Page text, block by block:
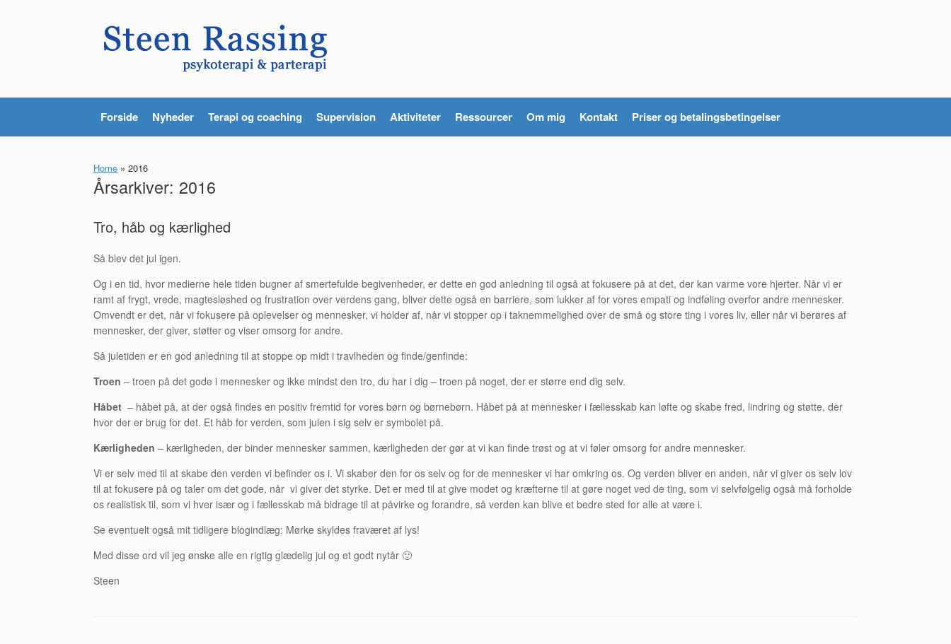
Forside Nyheder Terapi og coaching Supervision Aktiviteter Ressourcer Om mig Kontakt Priser og betalingsbetingelser
Home » 2016
Årsarkiver: 2016
Tro, håb og kærlighed
Så blev det jul igen.
Og i en tid, hvor medierne hele tiden bugner af smertefulde begivenheder, er dette en god anledning til også at fokusere på at det, der kan varme vore hjerter. Når vi er
ramt af frygt, vrede, magtesløshed og frustration over verdens gang, bliver dette også en barriere, som lukker af for vores empati og indføling overfor andre mennesker.
Omvendt er det, når vi fokusere på oplevelser og mennesker, vi holder af, når vi stopper op i taknemmelighed over de små og store ting i vores liv, eller når vi berøres af
mennesker, der giver, støtter og viser omsorg for andre.
Så juletiden er en god anledning til at stoppe op midt i travlheden og finde/genfinde:
Troen – troen på det gode i mennesker og ikke mindst den tro, du har i dig – troen på noget, der er større end dig selv.
Håbet – håbet på, at der også findes en positiv fremtid for vores børn og børnebørn. Håbet på at mennesker i fællesskab kan løfte og skabe fred, lindring og støtte, der
hvor der er brug for det. Et håb for verden, som julen i sig selv er symbolet på.
Kærligheden – kærligheden, der binder mennesker sammen, kærligheden der gør at vi kan finde trøst og at vi føler omsorg for andre mennesker.
Vi er selv med til at skabe den verden vi befinder os i. Vi skaber den for os selv og for de mennesker vi har omkring os. Og verden bliver en anden, når vi giver os selv lov
til at fokusere på og taler om det gode, når vi giver det styrke. Det er med til at give modet og kræfterne til at gøre noget ved de ting, som vi selvfølgelig også må forholde
os realistisk til, som vi hver især og i fællesskab må bidrage til at påvirke og forandre, så verden kan blive et bedre sted for alle at være i.
Se eventuelt også mit tidligere blogindlæg: Mørke skyldes fraværet af lys!
Med disse ord vil jeg ønske alle en rigtig glædelig jul og et godt nytår 🙂
Steen